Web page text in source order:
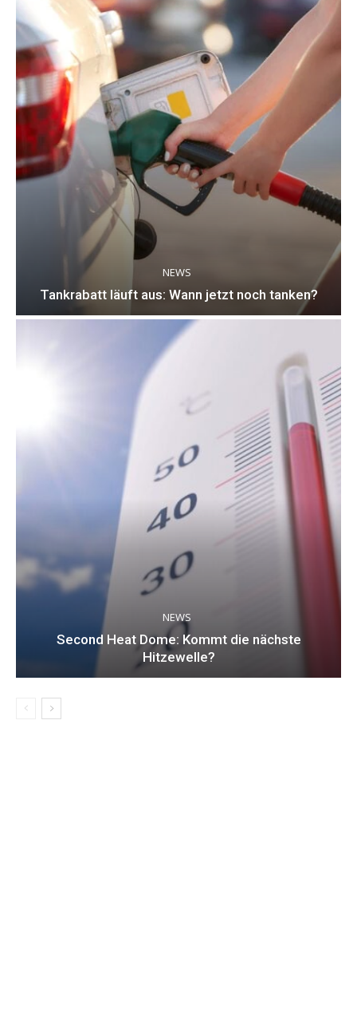
NEWS
Tankrabatt läuft aus: Wann jetzt noch tanken?
NEWS
Second Heat Dome: Kommt die nächste
Hitzewelle?